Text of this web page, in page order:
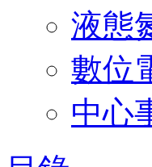
液態
數位
中心